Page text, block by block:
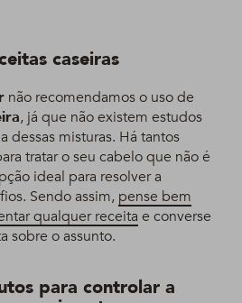
caseiras
não recomendamos o uso de
, já que não existem estudos
dessas misturas. Há tantos
tratar o seu cabelo que não é
ideal para resolver a
Sendo assim, pense bem
qualquer receita e converse
sobre o assunto.
para controlar a